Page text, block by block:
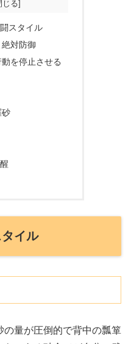
スタイル
対防御
を停止させる
砂
イル
量が圧倒的で背中の瓢箪